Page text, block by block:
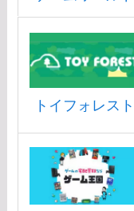
トイフォレスト